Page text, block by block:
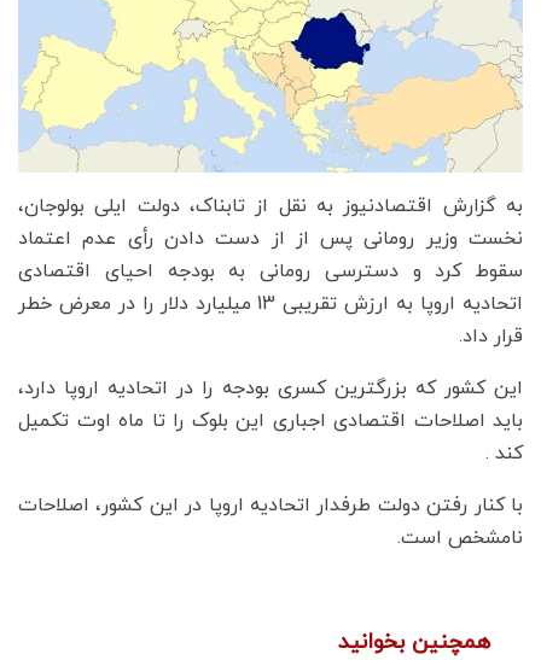
به گزارش اقتصادنیوز به نقل از تابناک، دولت ایلی بولوجان،
نخست وزیر رومانی پس از از دست دادن رأی عدم اعتماد
سقوط کرد و دسترسی رومانی به بودجه احیای اقتصادی
اتحادیه اروپا به ارزش تقریبی 13 میلیارد دلار را در معرض خطر
قرار داد.
این کشور که بزرگترین کسری بودجه را در اتحادیه اروپا دارد،
باید اصلاحات اقتصادی اجباری این بلوک را تا ماه اوت تکمیل
کند .
با کنار رفتن دولت طرفدار اتحادیه اروپا در این کشور، اصلاحات
نامشخص است.
همچنین بخوانید